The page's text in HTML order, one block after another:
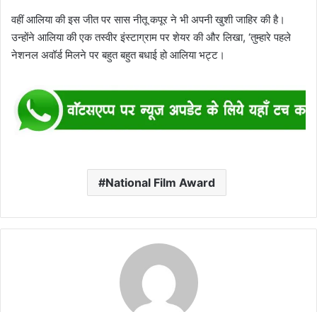
वहीं आलिया की इस जीत पर सास नीतू कपूर ने भी अपनी खुशी जाहिर की है।
उन्होंने आलिया की एक तस्वीर इंस्टाग्राम पर शेयर की और लिखा, ‘तुम्हारे पहले
नेशनल अवॉर्ड मिलने पर बहुत बहुत बधाई हो आलिया भट्ट।
National Film Award